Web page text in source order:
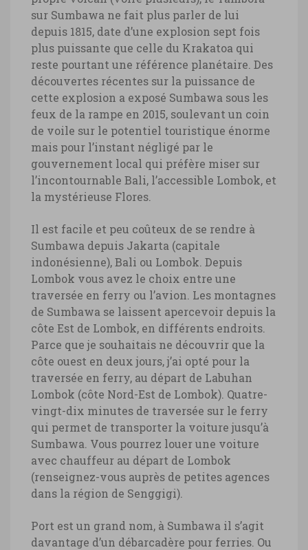
sur Sumbawa ne fait plus parler de lui
depuis 1815, date d’une explosion sept fois
plus puissante que celle du Krakatoa qui
reste pourtant une référence planétaire. Des
découvertes récentes sur la puissance de
cette explosion a exposé Sumbawa sous les
feux de la rampe en 2015, soulevant un coin
de voile sur le potentiel touristique énorme
mais pour l’instant négligé par le
gouvernement local qui préfère miser sur
l’incontournable Bali, l’accessible Lombok, et
la mystérieuse Flores.
Il est facile et peu coûteux de se rendre à
Sumbawa depuis Jakarta (capitale
indonésienne), Bali ou Lombok. Depuis
Lombok vous avez le choix entre une
traversée en ferry ou l’avion. Les montagnes
de Sumbawa se laissent apercevoir depuis la
côte Est de Lombok, en différents endroits.
Parce que je souhaitais ne découvrir que la
côte ouest en deux jours, j’ai opté pour la
traversée en ferry, au départ de Labuhan
Lombok (côte Nord-Est de Lombok). Quatre-
vingt-dix minutes de traversée sur le ferry
qui permet de transporter la voiture jusqu’à
Sumbawa. Vous pourrez louer une voiture
avec chauffeur au départ de Lombok
(renseignez-vous auprès de petites agences
dans la région de Senggigi).
Port est un grand nom, à Sumbawa il s’agit
davantage d’un débarcadère pour ferries. Ou